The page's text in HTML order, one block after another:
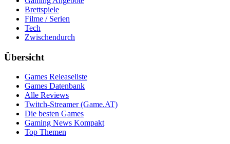
Brettspiele
Filme / Serien
Tech
Zwischendurch
Übersicht
Games Releaseliste
Games Datenbank
Alle Reviews
Twitch-Streamer (Game.AT)
Die besten Games
Gaming News Kompakt
Top Themen